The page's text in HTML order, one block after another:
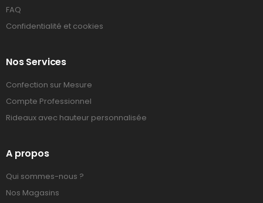
FAQ
Confidentialité et cookies
Nos Services
Confection sur Mesure
Compte Professionnel
Rideaux avec hauteur personnalisée
A propos
Qui sommes-nous ?
Nos Magasins